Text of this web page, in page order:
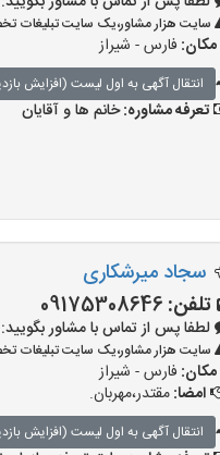
سایت هزار مشاور،یک سایت تبلیغات
مکان: فارس - شیراز
انتقال آگهی به اول لیست (افزایش
تعرفه مشاوره:خانم ها و آقایان
سجاد میرشکاری
تلفن: 09175308646
لطفا پس از تماس با مشاور بگویید:
سایت هزار مشاور،یک سایت تبلیغات
مکان: فارس - شیراز
امضا:مقتدر،مهربان.
انتقال آگهی به اول لیست (افزایش